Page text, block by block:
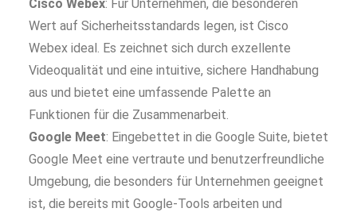
Cisco Webex: Für Unternehmen, die besonderen
Wert auf Sicherheitsstandards legen, ist Cisco
Webex ideal. Es zeichnet sich durch exzellente
Videoqualität und eine intuitive, sichere Handhabung
aus und bietet eine umfassende Palette an
Funktionen für die Zusammenarbeit.
Google Meet: Eingebettet in die Google Suite, bietet
Google Meet eine vertraute und benutzerfreundliche
Umgebung, die besonders für Unternehmen geeignet
ist, die bereits mit Google-Tools arbeiten und